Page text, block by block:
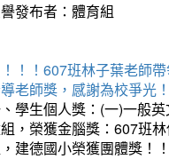
發布者：體育組
！！607班林子葉老師
老師獎，感謝為校爭光
學生個人獎：(一)一般
，榮獲金腦獎：607班
建德國小榮獲團體獎！！